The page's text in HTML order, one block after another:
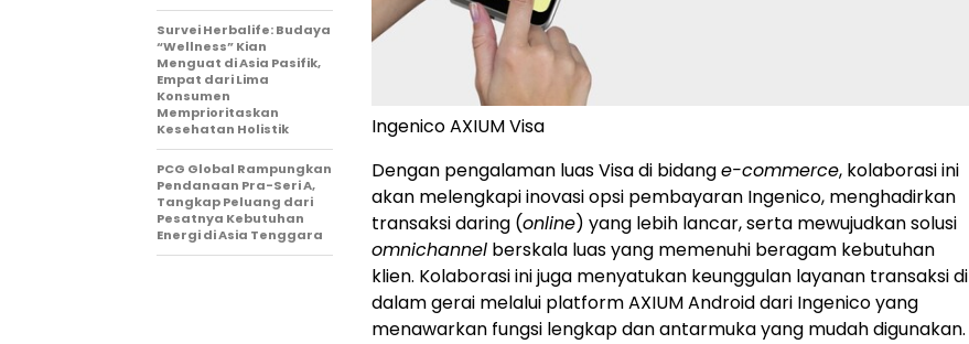
Ingenico AXIUM Visa
Dengan pengalaman luas Visa di bidange-commerce, kolaborasi ini
akan melengkapi inovasi opsi pembayaran Ingenico, menghadirkan
transaksi daring (online) yang lebih lancar, serta mewujudkan solusi
omnichannel berskala luas yang memenuhi beragam kebutuhan
klien. Kolaborasi ini juga menyatukan keunggulan layanan transaksi di
dalam gerai melalui platform AXIUM Android dari Ingenico yang
menawarkan fungsi lengkap dan antarmuka yang mudah digunakan.
Survei Herbalife: Budaya
“Wellness” Kian
Menguat di Asia Pasifik,
Empat dari Lima
Konsumen
Memprioritaskan
Kesehatan Holistik
PCG Global Rampungkan
Pendanaan Pra-Seri A,
Tangkap Peluang dari
Pesatnya Kebutuhan
Energi di Asia Tenggara